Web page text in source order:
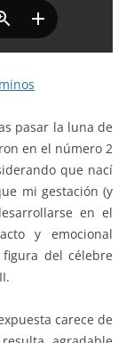
pasar la luna de
en el número 2
que nací
mi gestación (y
en el
y emocional
del célebre
carece de